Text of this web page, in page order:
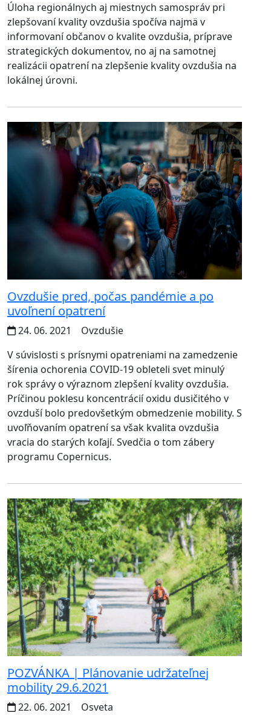
Úloha regionálnych aj miestnych samospráv pri
zlepšovaní kvality ovzdušia spočíva najmä v
informovaní občanov o kvalite ovzdušia, príprave
strategických dokumentov, no aj na samotnej
realizácii opatrení na zlepšenie kvality ovzdušia na
lokálnej úrovni.
Ovzdušie pred, počas pandémie a po
uvoľnení opatrení
24. 06. 2021
Ovzdušie
V súvislosti s prísnymi opatreniami na zamedzenie
šírenia ochorenia COVID-19 obleteli svet minulý
rok správy o výraznom zlepšení kvality ovzdušia.
Príčinou poklesu koncentrácií oxidu dusičitého v
ovzduší bolo predovšetkým obmedzenie mobility. S
uvoľňovaním opatrení sa však kvalita ovzdušia
vracia do starých koľají. Svedčia o tom zábery
programu Copernicus.
POZVÁNKA | Plánovanie udržateľnej
mobility 29.6.2021
22. 06. 2021
Osveta